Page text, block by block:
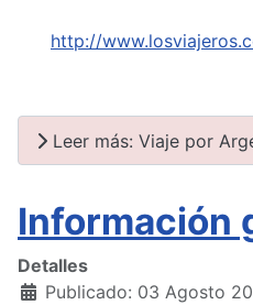
http://
Leer más: Viaje por
Información
Detalles
Publicado: 03 Agosto